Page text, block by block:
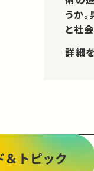
うか
と社
詳細
＆トピック